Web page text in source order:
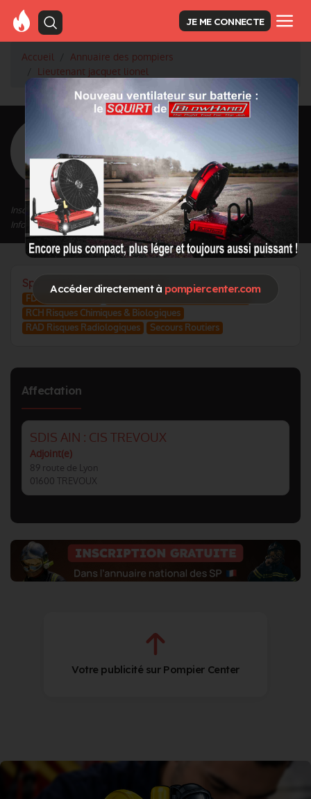
Accéder directement à pompiercenter.com
JE ME CONNECTE
Accueil
Annuaire des pompiers
Lieutenant jacquet lionel
Retour à la liste des pompiers
jacquet lionel
Grade : Lieutenant
Inscrit depuis le 13/01/2021 à 15:10
Informations mises à jour le 13/03/2023 à 20:51
Spécialités / Centres d'intérêt
FDF Feux de foret
IMP Intervention Milieux Perilleux
RCH Risques Chimiques & Biologiques
RAD Risques Radiologiques
Secours Routiers
Affectation
SDIS AIN : CIS TREVOUX
Adjoint(e)
89 route de Lyon
01600 TREVOUX
Votre publicité sur Pompier Center